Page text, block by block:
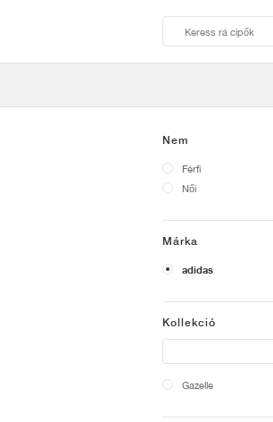
Nem
Férfi
Női
Márka
adidas
Kollekció
Gazelle